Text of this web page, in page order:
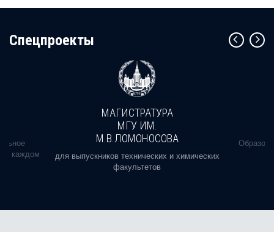
Cпецпроекты
в каждом
МАГИСТРАТУРА
МГУ ИМ.
М.В.ЛОМОНОСОВА
для выпускников технических и химических
факультетов